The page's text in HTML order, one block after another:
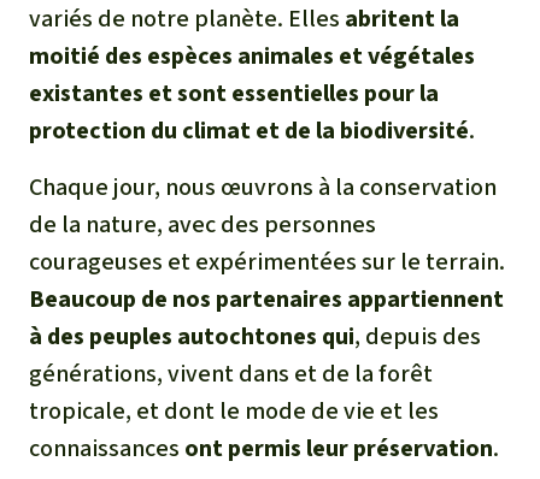
variés de notre planète. Elles abritent la
moitié des espèces animales et végétales
existantes et sont essentielles pour la
protection du climat et de la biodiversité.
Chaque jour, nous œuvrons à la conservation
de la nature, avec des personnes
courageuses et expérimentées sur le terrain.
Beaucoup de nos partenaires appartiennent
à des peuples autochtones qui, depuis des
générations, vivent dans et de la forêt
tropicale, et dont le mode de vie et les
connaissances ont permis leur préservation.